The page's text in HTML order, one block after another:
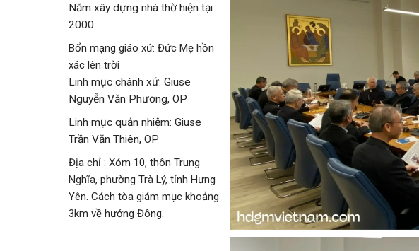
Năm xây dựng nhà thờ hiện tại :
2000
Bổn mạng giáo xứ: Đức Mẹ hồn
xác lên trời
Linh mục chánh xứ: Giuse
Nguyễn Văn Phương, OP
Linh mục quản nhiệm: Giuse
Trần Văn Thiên, OP
Địa chỉ : Xóm 10, thôn Trung
Nghĩa, phường Trà Lý, tỉnh Hưng
Yên. Cách tòa giám mục khoảng
3km về hướng Đông.